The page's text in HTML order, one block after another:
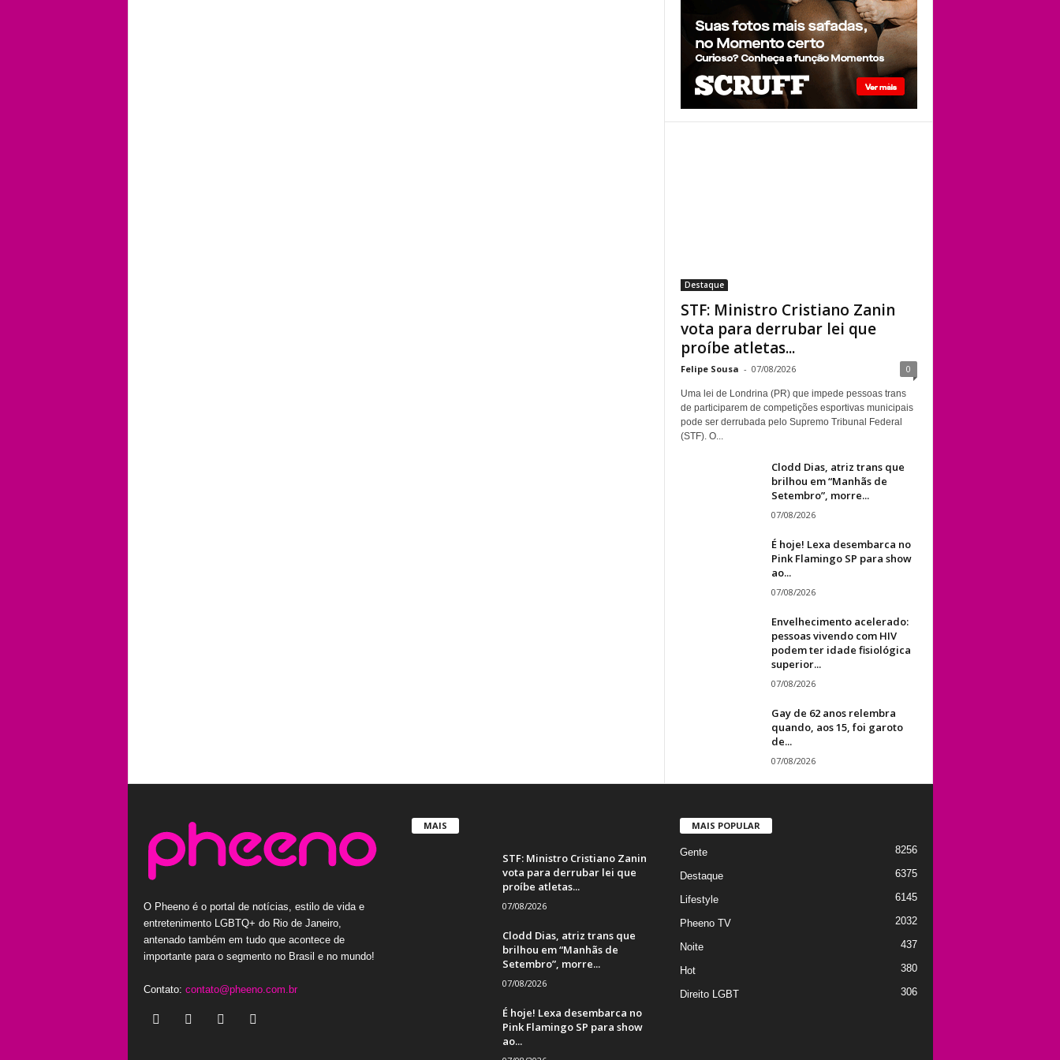
Destaque
STF: Ministro Cristiano Zanin
vota para derrubar lei que
proíbe atletas...
Felipe Sousa - 07/08/2026 0
Uma lei de Londrina (PR) que impede pessoas trans
de participarem de competições esportivas municipais
pode ser derrubada pelo Supremo Tribunal Federal
(STF). O...
Clodd Dias, atriz trans que
brilhou em “Manhãs de
Setembro”, morre...
07/08/2026
É hoje! Lexa desembarca no
Pink Flamingo SP para show
ao...
07/08/2026
Envelhecimento acelerado:
pessoas vivendo com HIV
podem ter idade fisiológica
superior...
07/08/2026
Gay de 62 anos relembra
quando, aos 15, foi garoto
de...
07/08/2026
O Pheeno é o portal de notícias, estilo de vida e
entretenimento LGBTQ+ do Rio de Janeiro,
antenado também em tudo que acontece de
importante para o segmento no Brasil e no mundo!
Contato: contato@pheeno.com.br
MAIS
STF: Ministro Cristiano Zanin
vota para derrubar lei que
proíbe atletas...
07/08/2026
Clodd Dias, atriz trans que
brilhou em “Manhãs de
Setembro”, morre...
07/08/2026
É hoje! Lexa desembarca no
Pink Flamingo SP para show
ao...
MAIS POPULAR
Gente 8256
Destaque 6375
Lifestyle 6145
Pheeno TV 2032
Noite 437
Hot 380
Direito LGBT 306